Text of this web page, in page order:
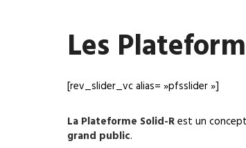
Les
[rev_slider_vc alias= »pfsslider »]
La Plateforme Solid-Rest un
grand public.